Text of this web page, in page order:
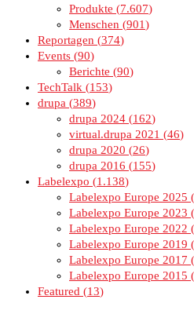
Produkte
7.607
Menschen
901
Reportagen
374
Events 90
Berichte
90
TechTalk
153
drupa
389
drupa 2024
162
virtual.drupa 2021
46
drupa 2020
26
drupa 2016
155
Labelexpo
1.138
Labelexpo Europe 2025
Labelexpo Europe 2023
Labelexpo Europe 2022
Labelexpo Europe 2019
Labelexpo Europe 2017
Labelexpo Europe 2015
Featured
13